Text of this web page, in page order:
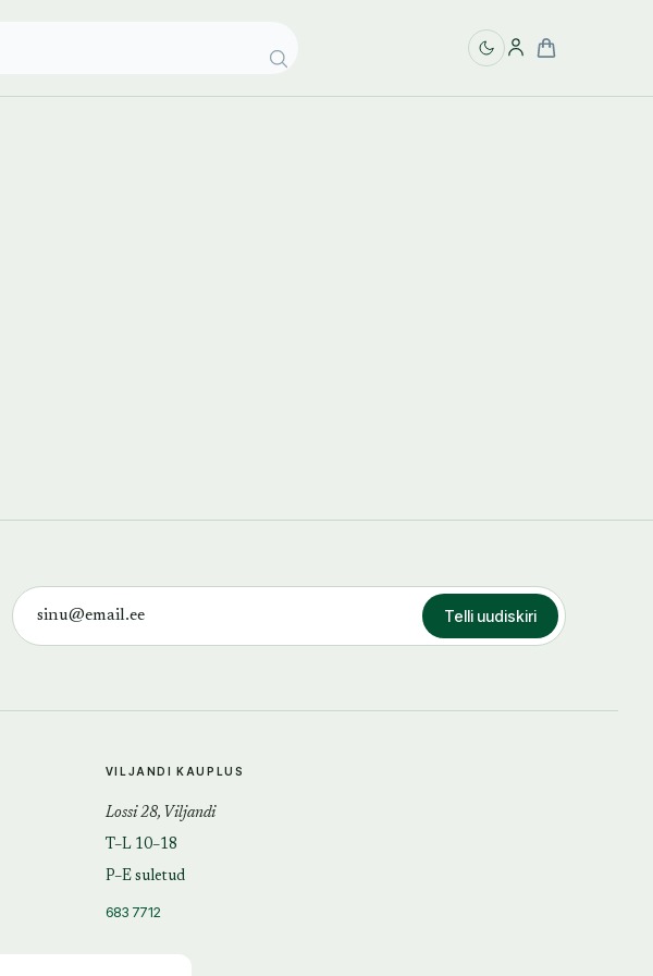
Telli uudiskiri
VILJANDI KAUPLUS
Lossi 28, Viljandi
T–L 10–18
P–E suletud
683 7712